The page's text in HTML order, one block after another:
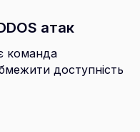
атак
команда
доступність